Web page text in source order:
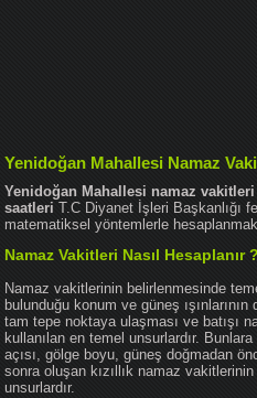
Yenidoğan Mahallesi Namaz
Yenidoğan Mahallesi namaz vakitleri
saatleri T.C Diyanet İşleri Başkanlığı
matematiksel yöntemlerle
Namaz Vakitleri Nasıl Hesaplanır ?
Namaz vakitlerinin belirlenmesinde
bulunduğu konum ve güneş
tam tepe noktaya ulaşması ve batışı
kullanılan en temel unsurlardır.
açısı, gölge boyu, güneş doğmadan
sonra oluşan kızıllık namaz
unsurlardır.